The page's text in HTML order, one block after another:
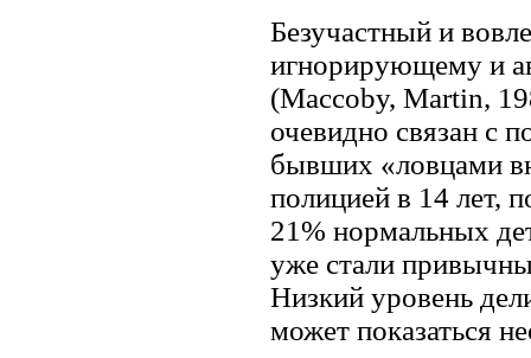
Безучастный и
игнорирующему и
(Maccoby, Martin,
очевидно связан с
бывших «ловцами
полицией в 14 лет,
21% нормальных
уже стали
Низкий уровень
может показаться